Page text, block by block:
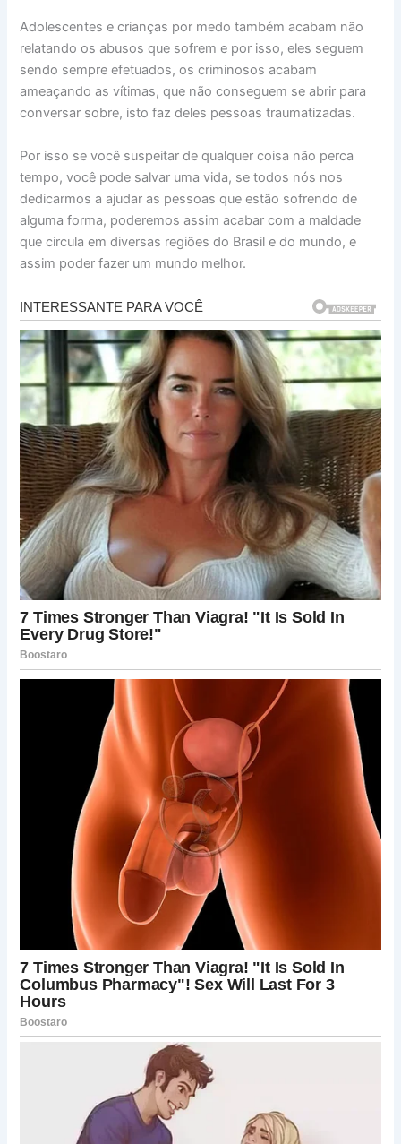
Adolescentes e crianças por medo também acabam não
relatando os abusos que sofrem e por isso, eles seguem
sendo sempre efetuados, os criminosos acabam
ameaçando as vítimas, que não conseguem se abrir para
conversar sobre, isto faz deles pessoas traumatizadas.
Por isso se você suspeitar de qualquer coisa não perca
tempo, você pode salvar uma vida, se todos nós nos
dedicarmos a ajudar as pessoas que estão sofrendo de
alguma forma, poderemos assim acabar com a maldade
que circula em diversas regiões do Brasil e do mundo, e
assim poder fazer um mundo melhor.